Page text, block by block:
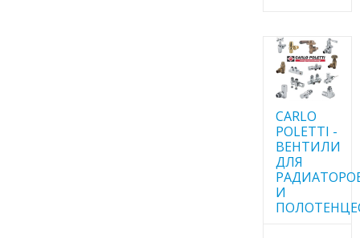
CARLO
POLETTI -
ВЕНТИЛИ
ДЛЯ
И